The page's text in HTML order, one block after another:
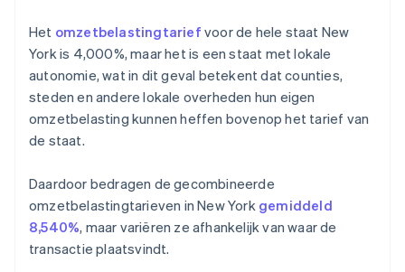
Het omzetbelastingtarief voor de hele staat New
York is 4,000%, maar het is een staat met lokale
autonomie, wat in dit geval betekent dat counties,
steden en andere lokale overheden hun eigen
omzetbelasting kunnen heffen bovenop het tarief van
de staat.
Daardoor bedragen de gecombineerde
omzetbelastingtarieven in New York gemiddeld
8,540%, maar variëren ze afhankelijk van waar de
transactie plaatsvindt.